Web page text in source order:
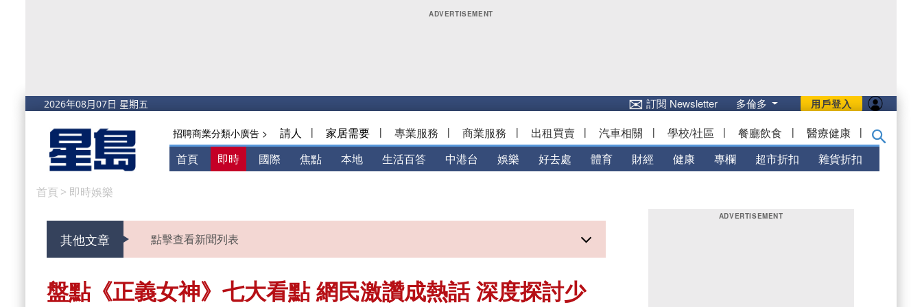
用戶登入
✉訂閱 Newsletter 多倫多
招聘商業分類小廣告 > 請人 | 家居需要 | 專業服務 | 商業服務 | 出租買賣 | 汽車相關 | 學校/社區 | 餐廳飲食 | 醫療健康 |
首頁 即時 國際 焦點 本地 生活百答 中港台 娛樂 好去處 體育 財經 健康 專欄 超市折扣 雜貨折扣
首頁 > 即時娛樂
其他文章 點擊查看新聞列表
盤點《正義女神》七大看點 網民激讚成熱話 深度探討少